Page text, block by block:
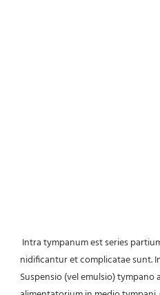
Intra tympanum est series
nidificantur et complicatae sunt.
Suspensio (vel emulsio)